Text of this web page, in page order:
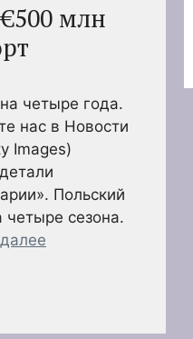
млн
четыре года.
нас в Новости
Images)
Польский
четыре сезона.